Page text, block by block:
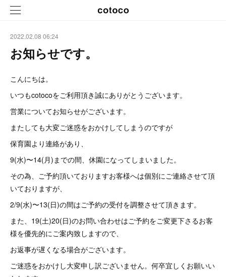
2022.02.08 06:24
お知らせです。
こんにちは。
いつもcotocoをご利用頂き誠にありがとうございます。
営業についてお知らせがございます。
またしても大変ご迷惑をおかけしてしまうのですが
保育園より連絡があり、
9(水)〜14(月)までの間、休園になってしまいました。
その為、ご予約頂いておりますお客様へは個別にご連絡させて頂
いておりますが、
2/9(水)〜13(日)の間はご予約の受付を調整させて頂きます。
また、19(土)20(日)のお問い合わせはご予約をご変更下さるお客
様を優先的にご案内致しますので、
お返事が遅くなる場合がございます。
ご迷惑をおかけし大変申し訳ございません。何卒宜しくお願いい